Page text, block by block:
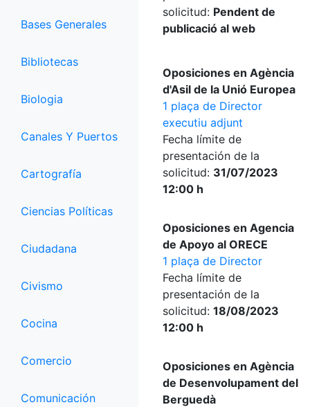
Bases Generales
Bibliotecas
Biologia
Canales Y Puertos
Cartografía
Ciencias Políticas
Ciudadana
Civismo
Cocina
Comercio
Comunicación
solicitud: Pendent de
publicació al web
Oposiciones en Agència
d'Asil de la Unió Europea
1 plaça de Director
executiu adjunt
Fecha límite de
presentación de la
solicitud: 31/07/2023
12:00 h
Oposiciones en Agencia
de Apoyo al ORECE
1 plaça de Director
Fecha límite de
presentación de la
solicitud: 18/08/2023
12:00 h
Oposiciones en Agència
de Desenvolupament del
Berguedà